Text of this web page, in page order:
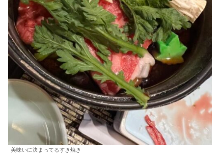
美味いに決まってるすき焼き